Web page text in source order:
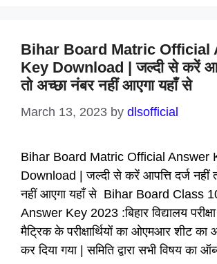
Bihar Board Matric Official
Key Download | जल्दी से करें
तो अच्छा नंबर नहीं आएगा यहाँ से
March 13, 2023 by dlsofficial
Bihar Board Matric Official Answer
Download | जल्दी से करें आपत्ति दर्ज नहीं
नहीं आएगा यहाँ से Bihar Board Class
Answer Key 2023 :बिहार विद्यालय परीक्षा
मैट्रिक के परीक्षार्थियों का ओएमआर शीट का
कर दिया गया | समिति द्वारा सभी विषय का